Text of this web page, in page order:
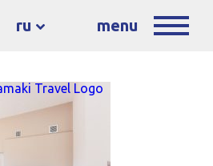
ru menu